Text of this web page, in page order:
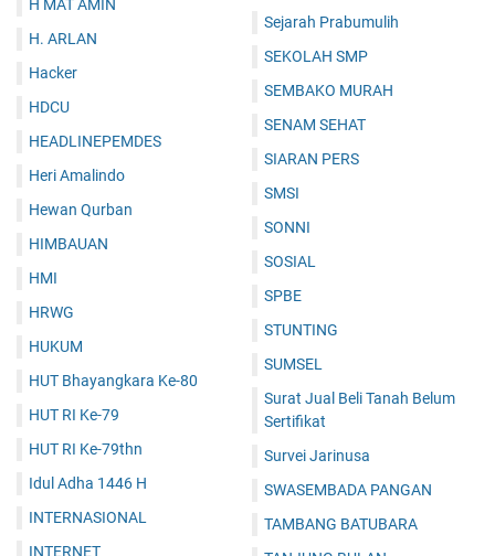
H MAT AMIN
H. ARLAN
Hacker
HDCU
HEADLINEPEMDES
Heri Amalindo
Hewan Qurban
HIMBAUAN
HMI
HRWG
HUKUM
HUT Bhayangkara Ke-80
HUT RI Ke-79
HUT RI Ke-79thn
Idul Adha 1446 H
INTERNASIONAL
INTERNET
Sejarah Prabumulih
SEKOLAH SMP
SEMBAKO MURAH
SENAM SEHAT
SIARAN PERS
SMSI
SONNI
SOSIAL
SPBE
STUNTING
SUMSEL
Surat Jual Beli Tanah Belum
Sertifikat
Survei Jarinusa
SWASEMBADA PANGAN
TAMBANG BATUBARA